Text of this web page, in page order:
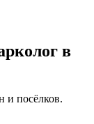
в
и посёлков.